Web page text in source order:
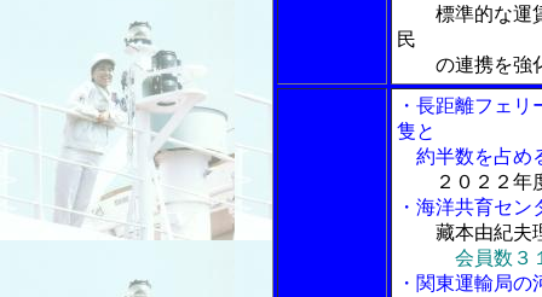
標準的な運
民
の連携を強
・長距離フェ
隻と
約半数を占め
２０２２年
・海洋共育セ
藏本由紀夫
会員数３
・関東運輸局